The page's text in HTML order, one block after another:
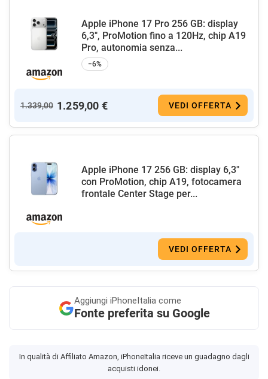
Apple iPhone 17 Pro 256 GB: display
6,3", ProMotion fino a 120Hz, chip A19
Pro, autonomia senza...
−6%
1.339,00 1.259,00 € VEDI OFFERTA
Apple iPhone 17 256 GB: display 6,3"
con ProMotion, chip A19, fotocamera
frontale Center Stage per...
VEDI OFFERTA
Aggiungi iPhoneItalia come
Fonte preferita su Google
In qualità di Affiliato Amazon, iPhoneItalia riceve un guadagno dagli
acquisti idonei.